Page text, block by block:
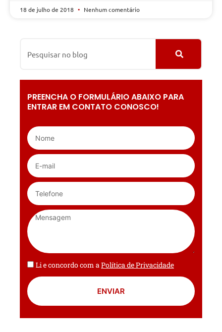
18 de julho de 2018 Nenhum comentário
PREENCHA O FORMULÁRIO ABAIXO PARA
ENTRAR EM CONTATO CONOSCO!
Li e concordo com aPolítica de Privacidade
ENVIAR